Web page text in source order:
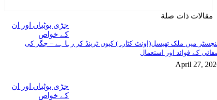
مقالات ذات صلة
جڑی بوٹیاں اور ان
کے خواص
میں ملک تھیسل(اونٹ کٹارہ) کیوں ٹرینڈ کر رہا ہے – جگر کی
کے فوائد اور استعمال
April 27,
جڑی بوٹیاں اور ان
کے خواص